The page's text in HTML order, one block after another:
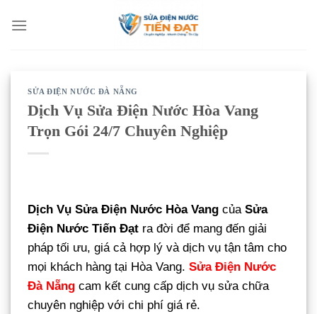
qua
SỬA ĐIỆN NƯỚC ĐÀ NẴNG
Dịch Vụ Sửa Điện Nước Hòa Vang
Trọn Gói 24/7 Chuyên Nghiệp
Dịch Vụ Sửa Điện Nước Hòa Vang của Sửa
Điện Nước Tiến Đạt ra đời để mang đến giải
pháp tối ưu, giá cả hợp lý và dịch vụ tận tâm cho
mọi khách hàng tại Hòa Vang. Sửa Điện Nước
Đà Nẵng cam kết cung cấp dịch vụ sửa chữa
chuyên nghiệp với chi phí giá rẻ.